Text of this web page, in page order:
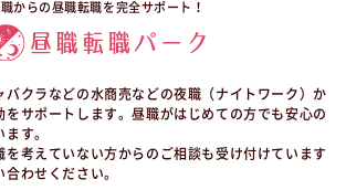
からの昼職転職を完全サポート！
バクラなどの水商売などの夜職（ナイトワーク）か
をサポートします。昼職がはじめての方でも安心の
す。
を考えていない方からのご相談も受け付けています
わせください。